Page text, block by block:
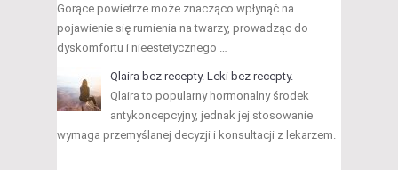
Gorące powietrze może znacząco wpłynąć na
pojawienie się rumienia na twarzy, prowadząc do
dyskomfortu i nieestetycznego …
Qlaira bez recepty. Leki bez recepty.
Qlaira to popularny hormonalny środek
antykoncepcyjny, jednak jej stosowanie
wymaga przemyślanej decyzji i konsultacji z lekarzem.